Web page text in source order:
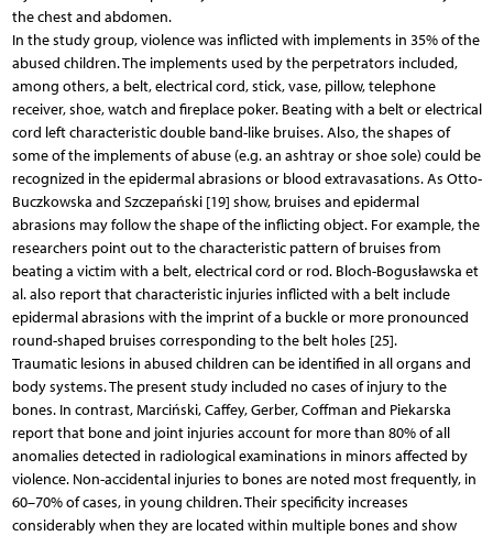
the chest and abdomen.
In the study group, violence was inflicted with implements in 35% of the
abused children. The implements used by the perpetrators included,
among others, a belt, electrical cord, stick, vase, pillow, telephone
receiver, shoe, watch and fireplace poker. Beating with a belt or electrical
cord left characteristic double band-like bruises. Also, the shapes of
some of the implements of abuse (e.g. an ashtray or shoe sole) could be
recognized in the epidermal abrasions or blood extravasations. As Otto-
Buczkowska and Szczepański [19] show, bruises and epidermal
abrasions may follow the shape of the inflicting object. For example, the
researchers point out to the characteristic pattern of bruises from
beating a victim with a belt, electrical cord or rod. Bloch-Bogusławska et
al. also report that characteristic injuries inflicted with a belt include
epidermal abrasions with the imprint of a buckle or more pronounced
round-shaped bruises corresponding to the belt holes [25].
Traumatic lesions in abused children can be identified in all organs and
body systems. The present study included no cases of injury to the
bones. In contrast, Marciński, Caffey, Gerber, Coffman and Piekarska
report that bone and joint injuries account for more than 80% of all
anomalies detected in radiological examinations in minors affected by
violence. Non-accidental injuries to bones are noted most frequently, in
60–70% of cases, in young children. Their specificity increases
considerably when they are located within multiple bones and show